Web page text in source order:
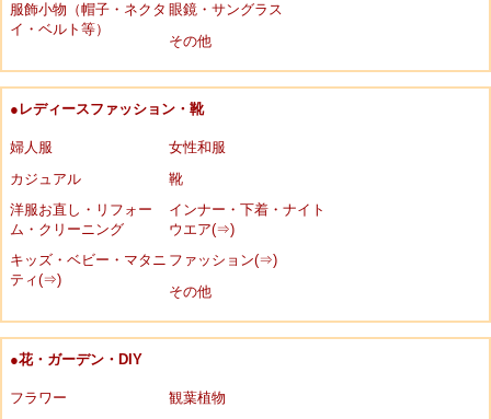
服飾小物（帽子・ネクタ
イ・ベルト等）
眼鏡・サングラス
その他
●レディースファッション・靴
婦人服
女性和服
カジュアル
靴
洋服お直し・リフォー
ム・クリーニング
インナー・下着・ナイト
ウエア(⇒)
キッズ・ベビー・マタニ
ティ(⇒)
ファッション(⇒)
その他
●花・ガーデン・DIY
フラワー
観葉植物